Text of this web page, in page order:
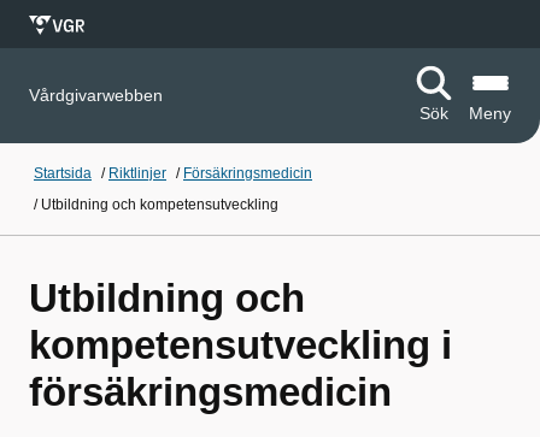
Vårdgivarwebben
Sök
Meny
Startsida / Riktlinjer / Försäkringsmedicin
/ Utbildning och kompetensutveckling
Utbildning och
kompetensutveckling i
försäkringsmedicin